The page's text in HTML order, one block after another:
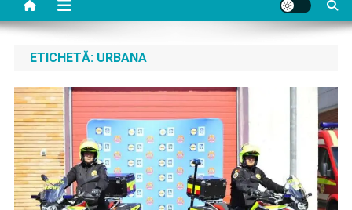
ETICHETĂ: URBANA